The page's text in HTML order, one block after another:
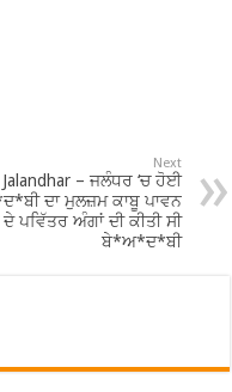
Next
Jalandhar – ਜਲੰਧਰ ‘ਚ ਹੋਈ
ਦਾ ਮੁਲਜ਼ਮ ਕਾਬੂ ਪਾਵਨ
ਪਵਿੱਤਰ ਅੰਗਾਂ ਦੀ ਕੀਤੀ ਸੀ
ਬੇ*ਅ*ਦ*ਬੀ